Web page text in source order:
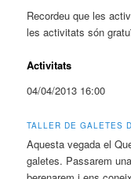
Recordeu que les
les activitats són
Activitats
04/04/2013 16:00
TALLER DE GALETES
Aquesta vegada el
galetes. Passarem